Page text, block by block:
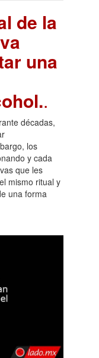
de la
una
.
décadas,
los
y cada
que les
mismo ritual y
una forma